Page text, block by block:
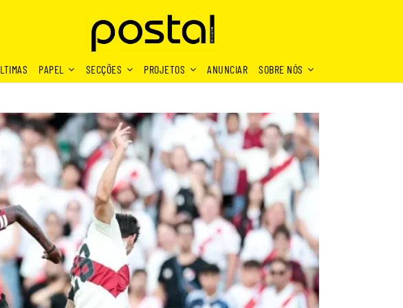
PAPEL SECÇÕES PROJETOS ANUNCIAR SOBRE NÓS